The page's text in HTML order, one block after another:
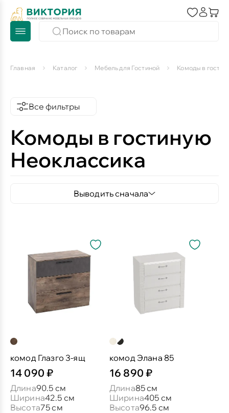
Главная Каталог Мебель для Гостиной Комоды в
Все фильтры
Комоды в гостиную
Неоклассика
Выводить сначала
комод Глазго 3-ящ
14 090 ₽
Длина90.5 см
Ширина42.5 см
Высота75 см
комод Элана 85
16 890 ₽
Длина85 см
Ширина405 см
Высота96.5 см